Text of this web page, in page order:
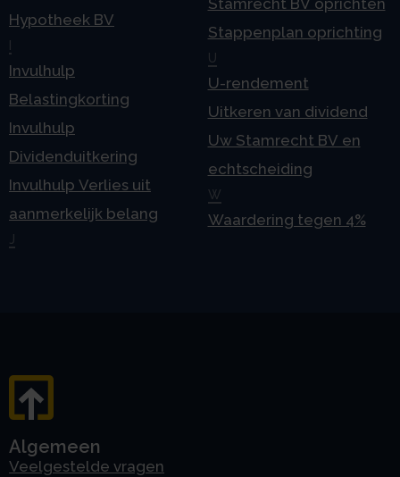
Hypotheek BV
I
Invulhulp
Belastingkorting
Invulhulp
Dividenduitkering
Invulhulp Verlies uit
aanmerkelijk belang
J
Stappenplan oprichting
U
U-rendement
Uitkeren van dividend
Uw Stamrecht BV en
echtscheiding
W
Waardering tegen 4%
Algemeen
Veelgestelde vragen